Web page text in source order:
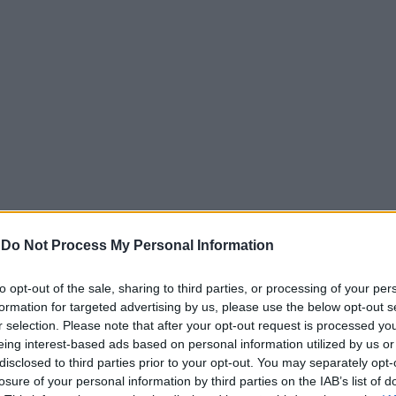
Do Not Process My Personal Information
opt-out of the sale, sharing to third parties, or processing of your
for targeted advertising by us, please use the below opt-out
selection. Please note that after your opt-out request is processed
interest-based ads based on personal information utilized by us
to third parties prior to your opt-out. You may separately
of your personal information by third parties on the IAB’s list of
από τα έργα τους. Ήξερα, με λίγα λόγια, πως αν κάποιος
και της τέχνης του δρόμου στην Ελλάδα, σίγουρα θα
είναι αυτοί οι δύο καλλιτέχνες και τι έχουν κάνει
εμφανίζονται, αυτοί ή η τέχνη τους.
γκράφιτι, όμως κάποιοι είναι πιο γόνιμοι από τους
αυτών που δεν εφησυχάζουν. Μπορεί να το
και θα μιλήσει μαζί τους.